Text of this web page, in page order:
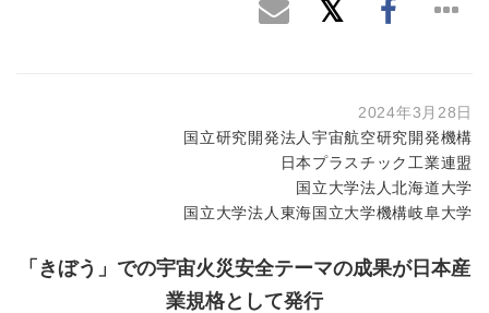
2024年3月28日
国立研究開発法人宇宙航空研究開発機構
日本プラスチック工業連盟
国立大学法人北海道大学
国立大学法人東海国立大学機構岐阜大学
「きぼう」での宇宙火災安全テーマの成果が日本産
業規格として発行